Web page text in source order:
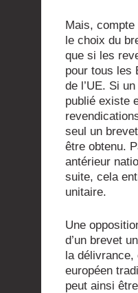
Mais,
le choix du
que si les
pour tous les
de l’UE. Si
publié existe
seul un
être obtenu.
antérieur
suite, cela
unitaire.
Une
d’un brevet
la délivrance,
européen
peut ainsi